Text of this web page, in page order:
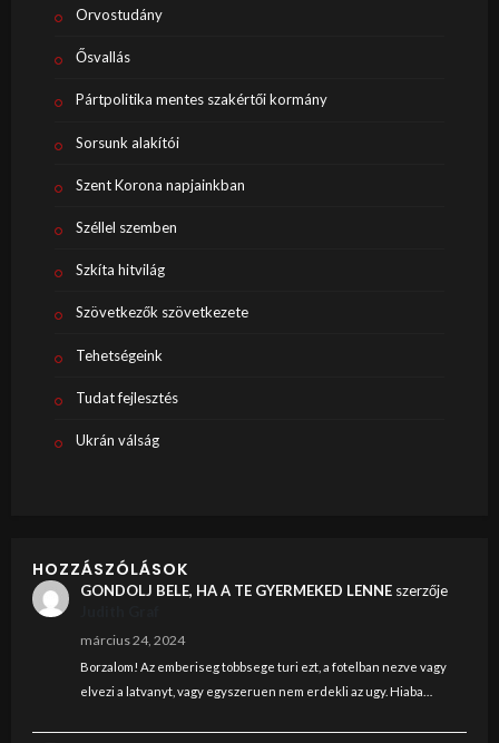
Orvostudány
Ősvallás
Pártpolitika mentes szakértői kormány
Sorsunk alakítói
Szent Korona napjainkban
Széllel szemben
Szkíta hitvilág
Szövetkezők szövetkezete
Tehetségeink
Tudat fejlesztés
Ukrán válság
HOZZÁSZÓLÁSOK
GONDOLJ BELE, HA A TE GYERMEKED LENNEszerzője
március 24, 2024
Borzalom! Az emberiseg tobbsege turi ezt, a fotelban nezve vagy
elvezi a latvanyt, vagy egyszeruen nem erdekli az ugy. Hiaba…